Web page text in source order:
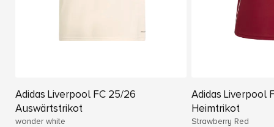
Adidas Liverpool FC 25/26
Auswärtstrikot
wonder white
Adidas Liverpool
Heimtrikot
Strawberry Red